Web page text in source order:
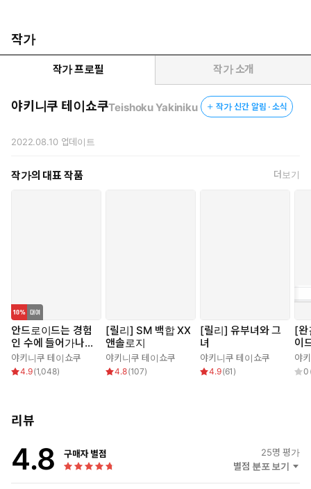
작가
작가 프로필 작가 소개
야키니쿠 테이쇼쿠Teishoku Yakiniku 작가 신간 알림 · 소식
2022.08.10업데이트
작가의 대표 작품 더보기
안드로이드는 경험
인 수에 들어가나
요??
야키니쿠 테이쇼쿠
4.9(1,048)
[릴리] SM 백합 XX
앤솔로지
야키니쿠 테이쇼쿠
4.8(107)
[릴리] 유부녀와 그
녀
야키니쿠 테이쇼쿠
4.9(61 )
[완
이
들
야
0
리뷰
4.8 구매자 별점 25명 평가
별점 분포 보기